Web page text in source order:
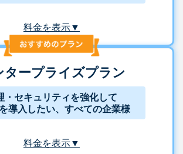
料金を表示▼
タープライズプラン
・セキュリティを強化して
導入したい、すべての企業様
料金を表示▼